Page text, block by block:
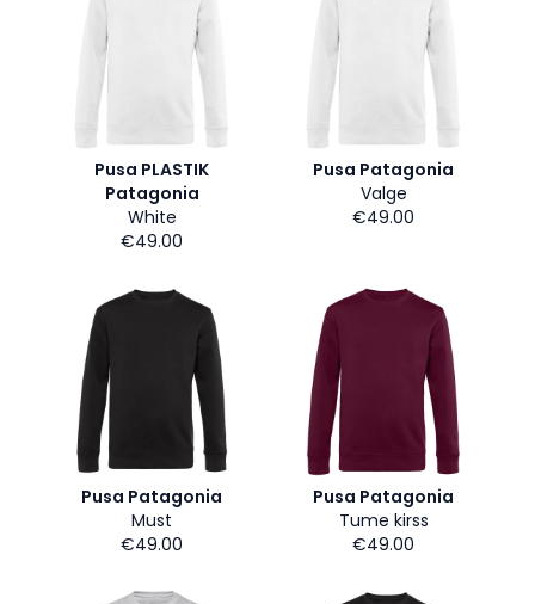
Pusa PLASTIK
Patagonia
White
€49.00
Pusa Patagonia
Valge
€49.00
Pusa Patagonia
Must
€49.00
Pusa Patagonia
Tume kirss
€49.00